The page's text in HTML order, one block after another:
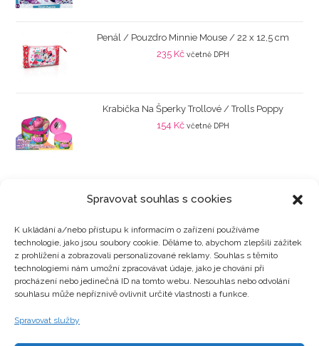
Spravovat souhlas s cookies
K ukládání a/nebo přístupu k informacím o zařízení používáme
technologie, jako jsou soubory cookie. Děláme to, abychom zlepšili zážitek
z prohlížení a zobrazovali personalizované reklamy. Souhlas s těmito
technologiemi nám umožní zpracovávat údaje, jako je chování při
procházení nebo jedinečná ID na tomto webu. Nesouhlas nebo odvolání
souhlasu může nepříznivě ovlivnit určité vlastnosti a funkce.
Spravovat služby
Penál / Pouzdro Minnie Mouse / 22 x 12,5 cm
235 Kč včetně DPH
Krabička Na Šperky Trollové / Trolls Poppy
154 Kč včetně DPH
Kategorie produktů
Zajímavosti